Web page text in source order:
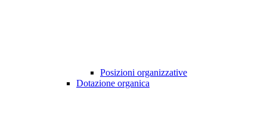
Posizioni organizzative
Dotazione organica